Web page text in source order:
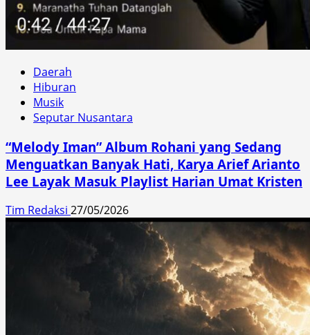
Daerah
Hiburan
Musik
Seputar Nusantara
“Melody Iman” Album Rohani yang Sedang
Menguatkan Banyak Hati, Karya Arief Arianto
Lee Layak Masuk Playlist Harian Umat Kristen
Tim Redaksi 27/05/2026